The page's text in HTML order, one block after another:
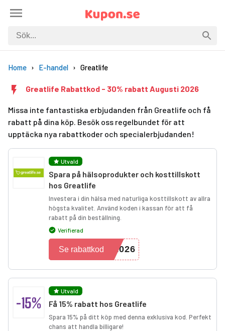
Home E-handel Greatlife
Greatlife Rabattkod - 30% rabatt Augusti 2026
Missa inte fantastiska erbjudanden från Greatlife och få
rabatt på dina köp. Besök oss regelbundet för att
upptäcka nya rabattkoder och specialerbjudanden!
Utvald
Spara på hälsoprodukter och kosttillskott
hos Greatlife
Investera i din hälsa med naturliga kosttillskott av allra
högsta kvalitet. Använd koden i kassan för att få
rabatt på din beställning.
Verifierad
2026
Se rabattkod
-15%
Utvald
Få 15% rabatt hos Greatlife
Spara 15% på ditt köp med denna exklusiva kod. Perfekt
chans att handla billigare!